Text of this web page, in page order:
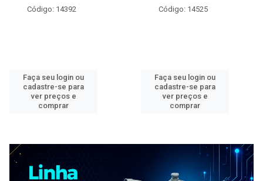
Código: 14392
Faça seu login ou
cadastre-se para
ver preços e
comprar
Código: 14525
Faça seu login ou
cadastre-se para
ver preços e
comprar